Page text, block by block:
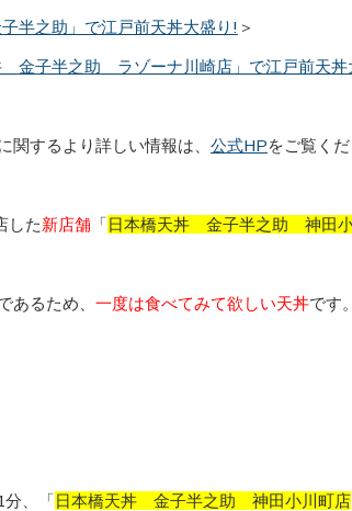
半之助」で江戸前天丼大盛り! ＞
金子半之助 ラゾーナ川崎店」で江戸前天丼
関するより詳しい情報は、 公式HPをご覧くだ
した新店舗 「日本橋天丼 金子半之助 神田
あるため、 一度は食べてみて欲しい天丼です。
分、「日本橋天丼 金子半之助 神田小川町店